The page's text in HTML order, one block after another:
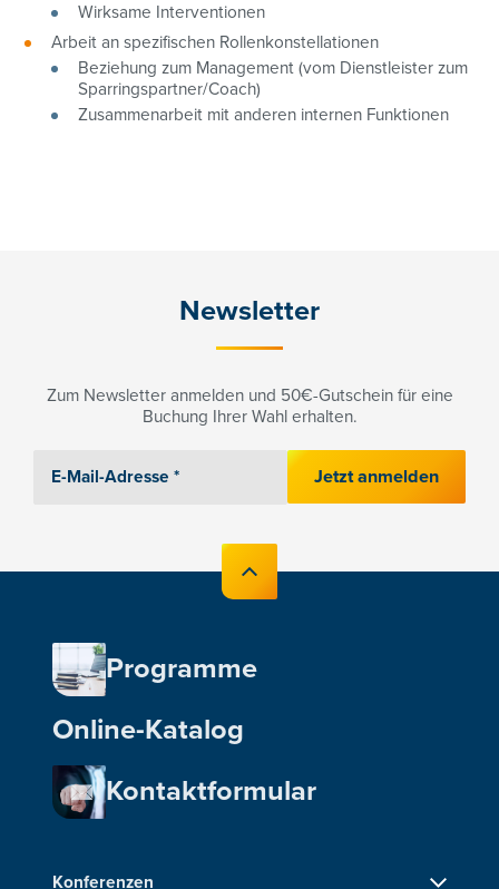
Wirksame Interventionen
Arbeit an spezifischen Rollenkonstellationen
Beziehung zum Management (vom Dienstleister zum
Sparringspartner/Coach)
Zusammenarbeit mit anderen internen Funktionen
Newsletter
Zum Newsletter anmelden und 50€-Gutschein für eine
Buchung Ihrer Wahl erhalten.
Jetzt anmelden
Programme
Online-Katalog
Kontaktformular
Konferenzen